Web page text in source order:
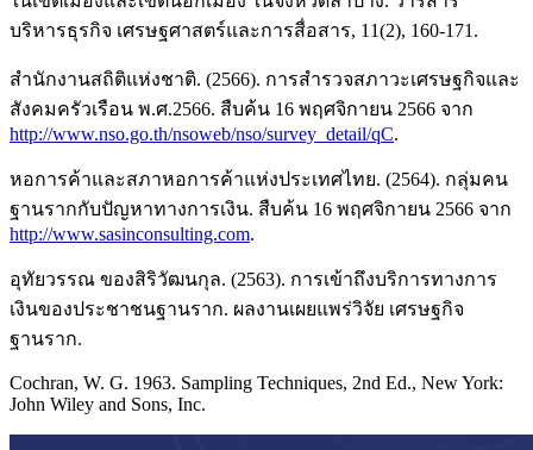
บริหารธุรกิจ เศรษฐศาสตร์และการสื่อสาร, 11(2), 160-171.
สำนักงานสถิติแห่งชาติ. (2566). การสำรวจสภาวะเศรษฐกิจและ
สังคมครัวเรือน พ.ศ.2566. สืบค้น 16 พฤศจิกายน 2566 จาก
http://www.nso.go.th/nsoweb/nso/survey_detail/qC.
หอการค้าและสภาหอการค้าแห่งประเทศไทย. (2564). กลุ่มคน
ฐานรากกับปัญหาทางการเงิน. สืบค้น 16 พฤศจิกายน 2566 จาก
http://www.sasinconsulting.com.
อุทัยวรรณ ของสิริวัฒนกุล. (2563). การเข้าถึงบริการทางการ
เงินของประชาชนฐานราก. ผลงานเผยแพร่วิจัย เศรษฐกิจ
ฐานราก.
Cochran, W. G. 1963. Sampling Techniques, 2nd Ed., New York:
John Wiley and Sons, Inc.